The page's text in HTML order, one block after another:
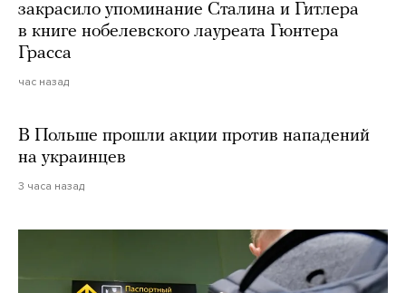
закрасило упоминание Сталина и Гитлера
в книге нобелевского лауреата Гюнтера
Грасса
час назад
В Польше прошли акции против нападений
на украинцев
3 часа назад